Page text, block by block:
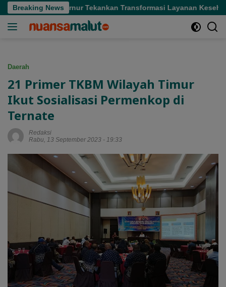
Langsung
ke
Breaking News
Gubernur Tekankan Transformasi Layanan Kesehatan
Daerah
21 Primer TKBM Wilayah Timur
Ikut Sosialisasi Permenkop di
Ternate
Redaksi
Rabu, 13 September 2023 - 19:33